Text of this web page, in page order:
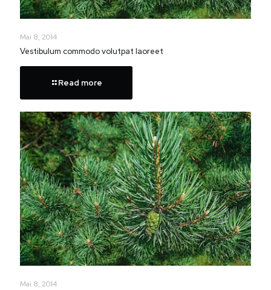
Mai 8, 2014
Vestibulum commodo volutpat laoreet
Read more
Mai 8, 2014